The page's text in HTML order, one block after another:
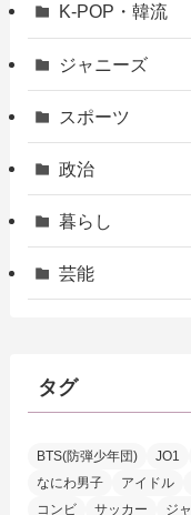
K-POP・韓流
ジャニーズ
スポーツ
政治
暮らし
芸能
タグ
BTS(防弾少年団) JO1
なにわ男子
アイドル
コンビ
サッカー ジ